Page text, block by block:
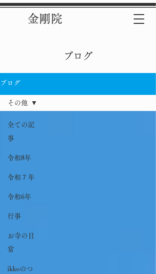
金剛院
ブログ
全ての記
事
令和8年
令和７年
令和6年
行事
お寺の日
常
ikkoのつ
その他
ブログ